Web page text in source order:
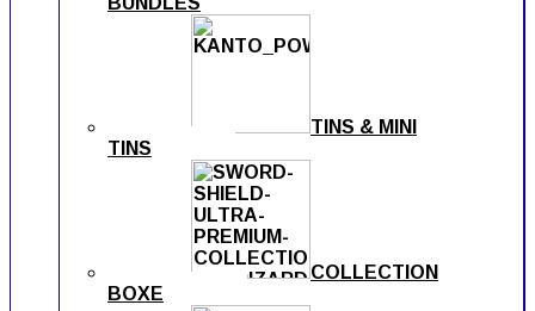
TINS & MINI
TINS
COLLECTION
BOXE